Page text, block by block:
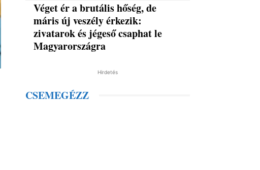
Véget ér a brutális hőség, de
máris új veszély érkezik:
zivatarok és jégeső csaphat le
Magyarországra
Hirdetés
CSEMEGÉZZ